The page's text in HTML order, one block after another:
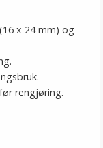
x 24 mm) og
rengjøring.